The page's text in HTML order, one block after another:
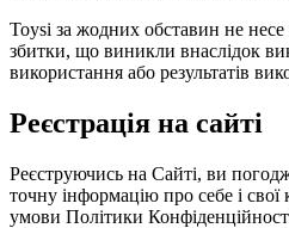
Toysi за жодних обставин не несе
збитки, що виникли внаслідок
використання або результатів
Реєстрація на сайті
Реєструючись на Сайті, ви
точну інформацію про себе і свої
умови Політики